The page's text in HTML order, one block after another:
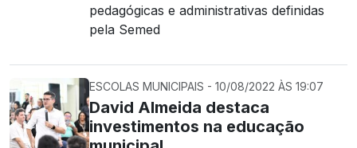
pedagógicas e administrativas definidas
pela Semed
ESCOLAS MUNICIPAIS - 10/08/2022 ÀS 19:07
David Almeida destaca
investimentos na educação